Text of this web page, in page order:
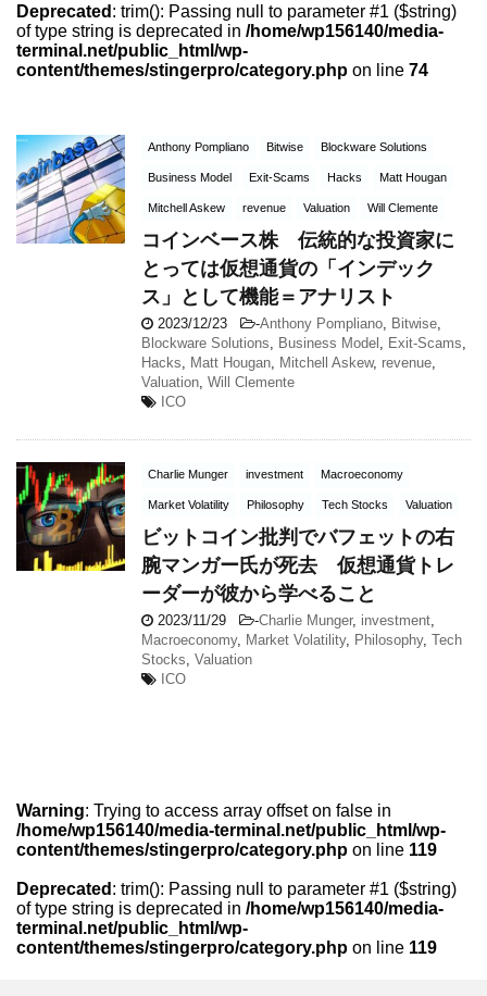
Deprecated : trim(): Passing null to parameter #1 ($string)
of type string is deprecated in /home/wp156140/media-
terminal.net/public_html/wp-
content/themes/stingerpro/category.php on line 74
Anthony Pompliano Bitwise Blockware Solutions
Business Model Exit-Scams Hacks Matt Hougan
Mitchell Askew revenue Valuation Will Clemente
コインベース株 伝統的な投資家に
とっては仮想通貨の「インデック
ス」として機能＝アナリスト
2023/12/23 -Anthony Pompliano Bitwise
Blockware Solutions
Business Model Exit-Scams
Hacks
Matt Hougan Mitchell Askew, revenue
Valuation Will Clemente
ICO
Charlie Munger investment Macroeconomy
Market Volatility Philosophy Tech Stocks Valuation
ビットコイン批判でバフェットの右
腕マンガー氏が死去 仮想通貨トレ
ーダーが彼から学べること
2023/11/29 -Charlie Munger, investment
Macroeconomy, Market Volatility, Philosophy, Tech
Stocks Valuation
ICO
Warning: Trying to access array offset on false in
/home/wp156140/media-terminal.net/public_html/wp-
content/themes/stingerpro/category.php on line 119
Deprecated : trim(): Passing null to parameter #1 ($string)
of type string is deprecated in /home/wp156140/media-
terminal.net/public_html/wp-
content/themes/stingerpro/category.php on line 119